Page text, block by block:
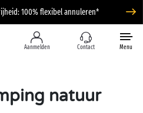
100% flexibel annuleren*
Aanmelden Contact Menu
natuur